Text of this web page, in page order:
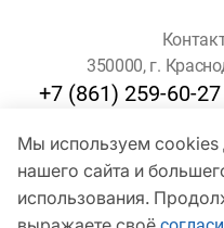
Мы используем cookies
нашего сайта и
использования.
350000, г.
+7 (861) 259-60-27
Для
©
Сетевое издание «kubnews»